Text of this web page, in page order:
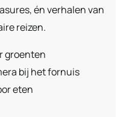
én verhalen van
reizen.
groenten
bij het fornuis
eten